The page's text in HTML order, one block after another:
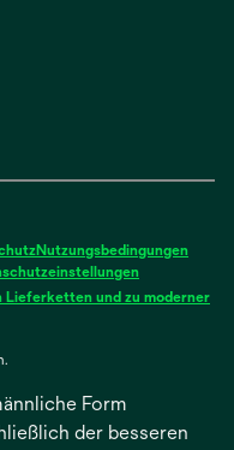
Nutzungsbedingungen
Lieferketten und zu moderner
Form
der besseren